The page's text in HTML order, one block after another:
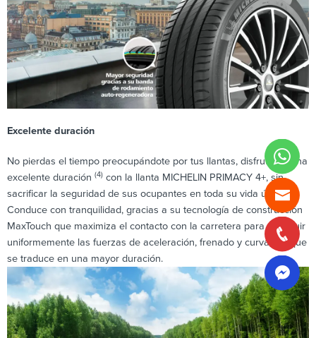
Excelente duración
No pierdas el tiempo preocupándote por tus llantas, disfruta de una
excelente duración (4) con la llanta MICHELIN PRIMACY 4+, sin
sacrificar la seguridad de sus ocupantes en toda su vida útil(1).
Conduce con tranquilidad, gracias a su tecnología de construcción
MaxTouch que maximiza el contacto con la carretera para distribuir
uniformemente las fuerzas de aceleración, frenado y curvas, lo que
se traduce en una mayor duración.